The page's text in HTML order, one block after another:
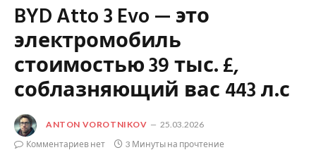
BYD Atto 3 Evo — это
электромобиль
стоимостью 39 тыс. £,
соблазняющий вас 443 л.с
ANTON VOROTNIKOV
25.03.2026
Комментариев нет
3 Минуты на прочтение